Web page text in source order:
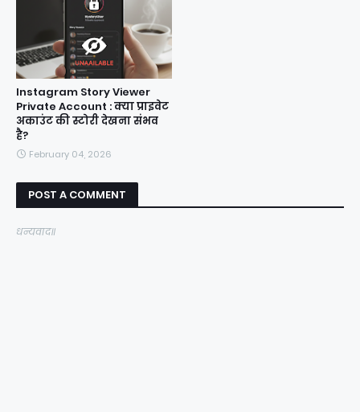
Instagram Story Viewer
Private Account : क्या प्राइवेट
अकाउंट की स्टोरी देखना संभव
है?
February 04, 2026
POST A COMMENT
धन्यवाद॥